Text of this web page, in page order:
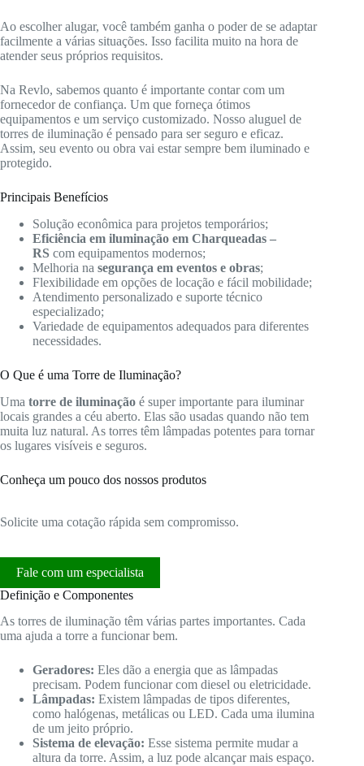
Ao escolher alugar, você também ganha o poder de se adaptar
facilmente a várias situações. Isso facilita muito na hora de
atender seus próprios requisitos.
Na Revlo, sabemos quanto é importante contar com um
fornecedor de confiança. Um que forneça ótimos
equipamentos e um serviço customizado. Nosso aluguel de
torres de iluminação é pensado para ser seguro e eficaz.
Assim, seu evento ou obra vai estar sempre bem iluminado e
protegido.
Principais Benefícios
Solução econômica para projetos temporários;
Eficiência em iluminação em Charqueadas –
RS com equipamentos modernos;
Melhoria na segurança em eventos e obras;
Flexibilidade em opções de locação e fácil mobilidade;
Atendimento personalizado e suporte técnico
especializado;
Variedade de equipamentos adequados para diferentes
necessidades.
O Que é uma Torre de Iluminação?
Uma torre de iluminação é super importante para iluminar
locais grandes a céu aberto. Elas são usadas quando não tem
muita luz natural. As torres têm lâmpadas potentes para tornar
os lugares visíveis e seguros.
Conheça um pouco dos nossos produtos
Solicite uma cotação rápida sem compromisso.
Fale com um especialista
Definição e Componentes
As torres de iluminação têm várias partes importantes. Cada
uma ajuda a torre a funcionar bem.
Geradores: Eles dão a energia que as lâmpadas
precisam. Podem funcionar com diesel ou eletricidade.
Lâmpadas: Existem lâmpadas de tipos diferentes,
como halógenas, metálicas ou LED. Cada uma ilumina
de um jeito próprio.
Sistema de elevação: Esse sistema permite mudar a
altura da torre. Assim, a luz pode alcançar mais espaço.